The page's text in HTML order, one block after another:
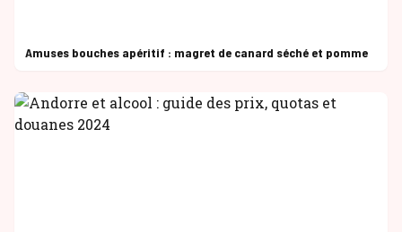
Amuses bouches apéritif : magret de canard séché et pomme